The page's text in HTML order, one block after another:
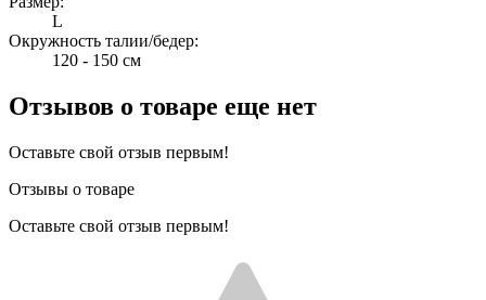
L
Окружность талии/бедер:
120 - 150 см
Отзывов о товаре еще нет
Оставьте свой отзыв первым!
Отзывы о товаре
Оставьте свой отзыв первым!